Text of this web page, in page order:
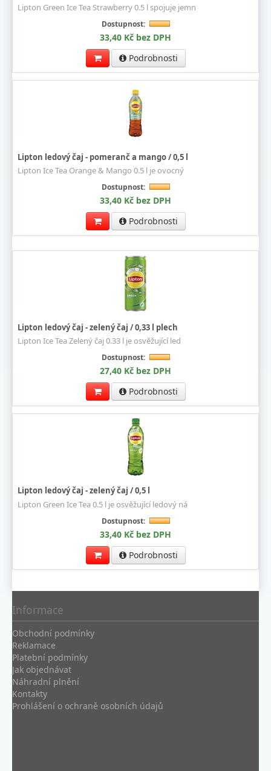
Lipton Green Ice Tea Strawberry 0.5 l spojuje jemn
Dostupnost:
33,40 Kč bez DPH
Podrobnosti
Lipton ledový čaj - pomeranč a mango / 0,5 l
Lipton Ice Tea Orange & Mango 0.5 l je ovocný
Dostupnost:
33,40 Kč bez DPH
Podrobnosti
Lipton ledový čaj - zelený čaj / 0,33 l plech
Lipton Ice Tea Zelený čaj 0.33 l je osvěžující led
Dostupnost:
27,40 Kč bez DPH
Podrobnosti
Lipton ledový čaj - zelený čaj / 0,5 l
Lipton Green Ice Tea 0.5 l je osvěžující ledový ná
Dostupnost:
33,40 Kč bez DPH
Podrobnosti
Informace
Obchodní podmínky
Reklamace
Platební podmínky
Jak objednávat
Náhradní plnění
Kontakty
Prohlášení o ochraně osobních údajů